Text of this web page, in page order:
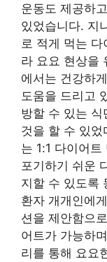
운동도 제공하
있었습니다. 지
로 적게 먹는
라 요요 현상을
에서는 건강하
도움을 드리고
방할 수 있는 식
것을 할 수 있었
는 1:1 다이어
포기하기 쉬운
지할 ​​수 있도록
환자 개개인에
션을 제안함으
어트가 가능하
리를 통해 요요